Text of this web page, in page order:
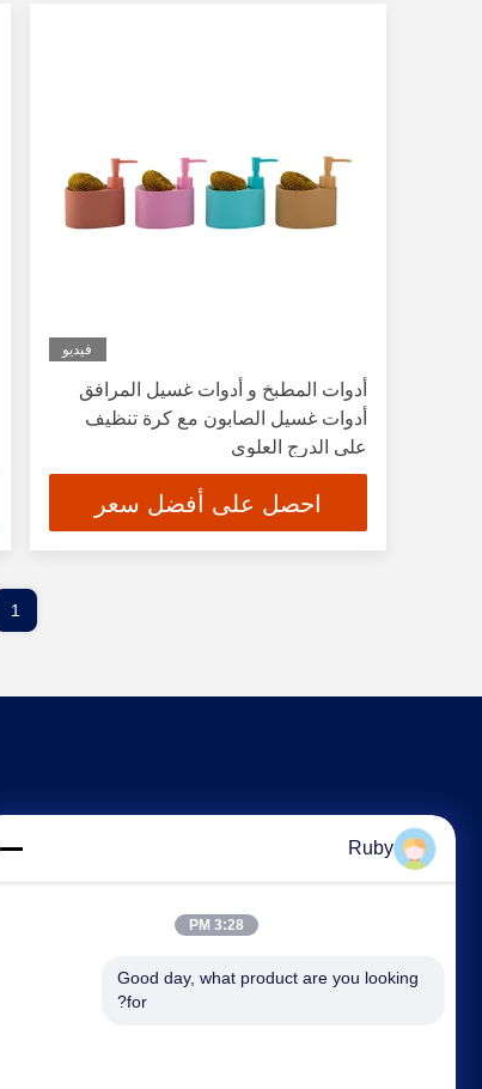
فيديو
أدوات المطبخ و أدوات غسيل المرافق
أدوات غسيل الصابون مع كرة تنظيف
على الدرج العلوي
احصل على أفضل سعر
1
Ruby
3:28 PM
Good day, what product are you looking
for?